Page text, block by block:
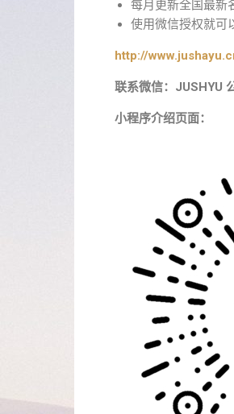
每月更新全国最新
使用微信授权就可
http://
联系微信：JUSHYU
小程序介绍页面：